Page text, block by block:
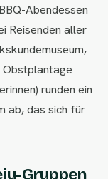
Abendessen
Reisenden aller
runden ein
ab, das sich für
Gruppen